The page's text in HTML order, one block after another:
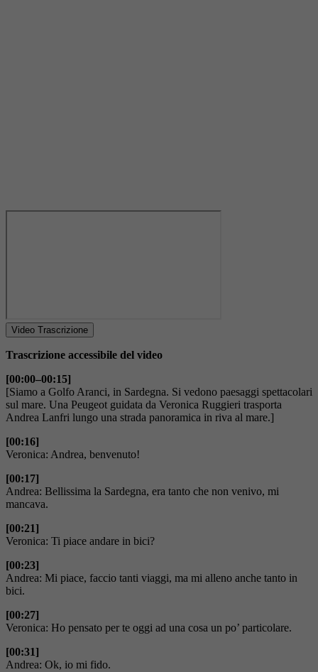
Video Trascrizione
Trascrizione accessibile del video
[00:00–00:15]
[Siamo a Golfo Aranci, in Sardegna. Si vedono paesaggi spettacolari
sul mare. Una Peugeot guidata da Veronica Ruggieri trasporta
Andrea Lanfri lungo una strada panoramica in riva al mare.]
[00:16]
Veronica: Andrea, benvenuto!
[00:17]
Andrea: Bellissima la Sardegna, era tanto che non venivo, mi
mancava.
[00:21]
Veronica: Ti piace andare in bici?
[00:23]
Andrea: Mi piace, faccio tanti viaggi, ma mi alleno anche tanto in
bici.
[00:27]
Veronica: Ho pensato per te oggi ad una cosa un po’ particolare.
[00:31]
Andrea: Ok, io mi fido.